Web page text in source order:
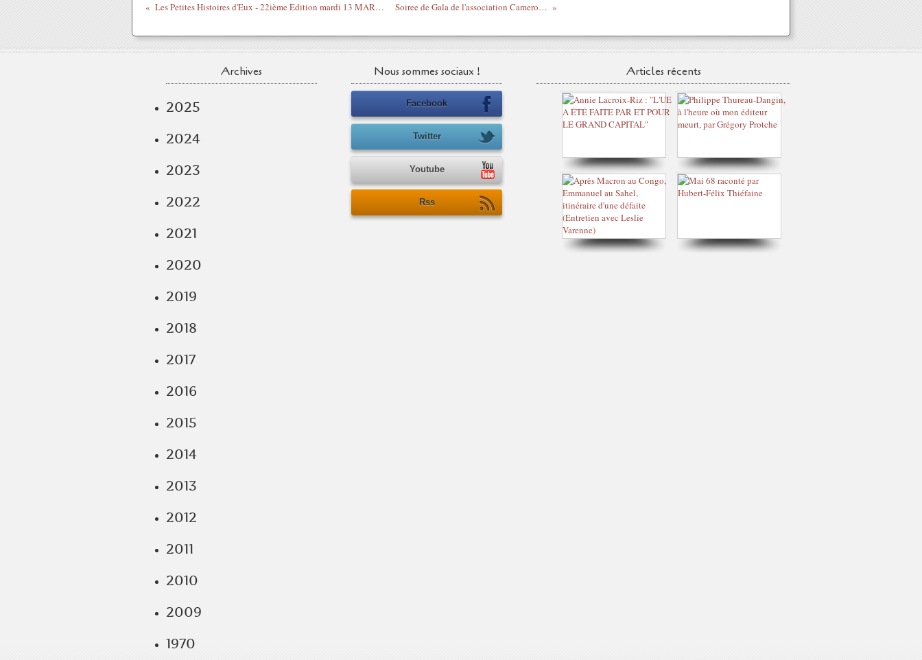
Les Petites Histoires d'Eux - 22ième Edition mardi 13 MARS à partir de 20h Au Ciné 13 Théâtre Soiree de Gala de l'association Camerounaise 3eme millénaire...
Archives
2025
2024
2023
2022
2021
2020
2019
2018
2017
2016
2015
2014
2013
2012
2011
2010
2009
1970
Nous sommes sociaux !
Facebook
Twitter
Youtube
Rss
Articles récents